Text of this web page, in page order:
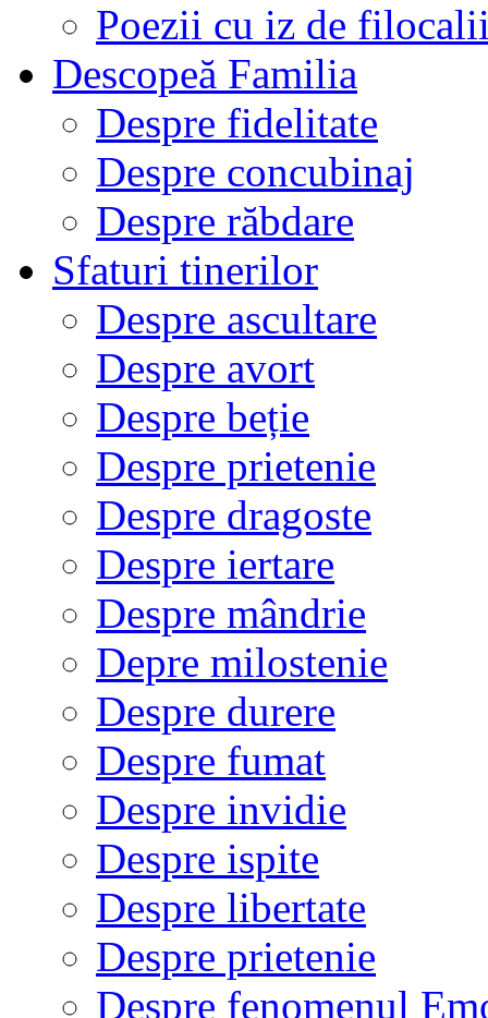
Poezii cu iz de
Descopeă Familia
Despre fidelitate
Despre concubinaj
Despre răbdare
Sfaturi tinerilor
Despre ascultare
Despre avort
Despre beție
Despre prietenie
Despre dragoste
Despre iertare
Despre mândrie
Depre milostenie
Despre durere
Despre fumat
Despre invidie
Despre ispite
Despre libertate
Despre prietenie
Despre fenomenul